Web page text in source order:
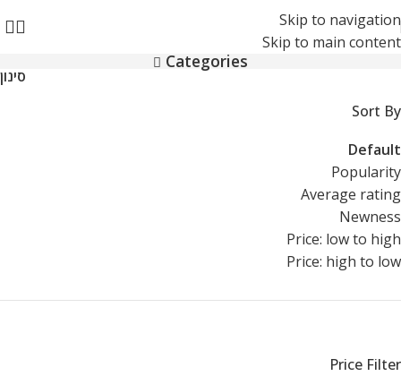
Skip to navigation
Skip to main content
Categories
סינון
Sort By
Default
Popularity
Average rating
Newness
Price: low to high
Price: high to low
Price Filter